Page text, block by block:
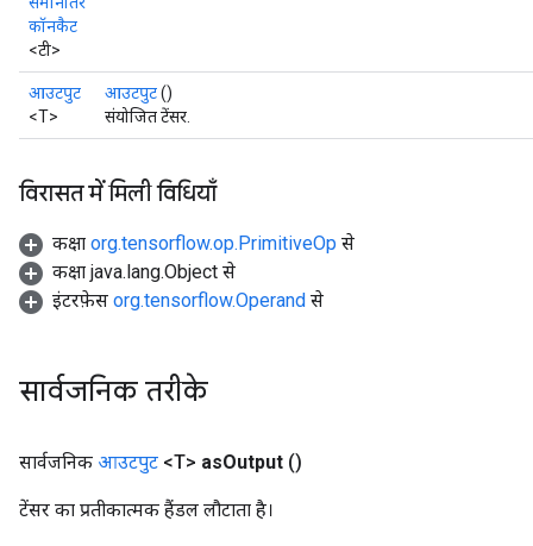
कॉनकैट
<टी>
आउटपुट
<T>
आउटपुट()
संयोजित टेंसर.
विरासत में मिली विधियाँ
कक्षा org.tensorflow.op.PrimitiveOp से
कक्षा java.lang.Object से
इंटरफ़ेस org.tensorflow.Operand से
सार्वजनिक तरीके
सार्वजनिक आउटपुट <T> asOutput ()
टेंसर का प्रतीकात्मक हैंडल लौटाता है।